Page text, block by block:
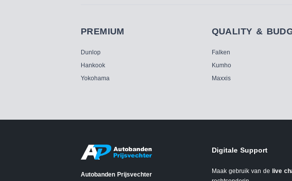
PREMIUM
Dunlop
Hankook
Yokohama
QUALITY &
Falken
Kumho
Maxxis
Autobanden Prijsvechter
Digitale Support
Maak gebruik van de live